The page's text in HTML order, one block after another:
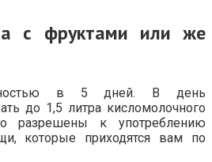
с фруктами или же
в 5 дней. В день
до 1,5 литра кисломолочного
разрешены к употреблению
которые приходятся вам по